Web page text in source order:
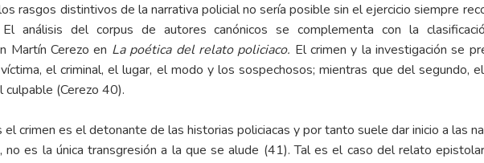
rasgos distintivos de la narrativa policial no sería posible sin el ejercicio siempre
análisis del corpus de autores canónicos se complementa con la
Martín Cerezo en La poética del relato policiaco. El crimen y la investigación se
el criminal, el lugar, el modo y los sospechosos; mientras que del segundo,
culpable (Cerezo 40).
crimen es el detonante de las historias policiacas y por tanto suele dar inicio a las
no es la única transgresión a la que se alude (41). Tal es el caso del relato